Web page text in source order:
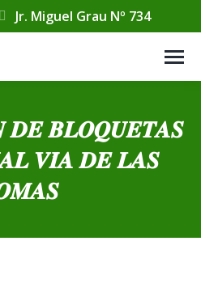
Jr. Miguel Grau Nº 734
𝑫𝑬 𝑩𝑳𝑶𝑸𝑼𝑬𝑻𝑨𝑺
𝑽𝑰́𝑨 𝑫𝑬 𝑳𝑨𝑺